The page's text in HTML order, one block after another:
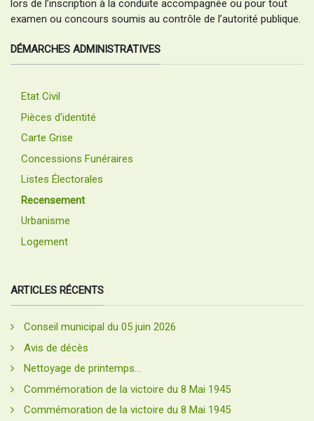
lors de l’inscription à la conduite accompagnée ou pour tout
examen ou concours soumis au contrôle de l’autorité publique.
DÉMARCHES ADMINISTRATIVES
Etat Civil
Pièces d'identité
Carte Grise
Concessions Funéraires
Listes Électorales
Recensement
Urbanisme
Logement
ARTICLES RÉCENTS
Conseil municipal du 05 juin 2026
Avis de décès
Nettoyage de printemps...
Commémoration de la victoire du 8 Mai 1945
Commémoration de la victoire du 8 Mai 1945